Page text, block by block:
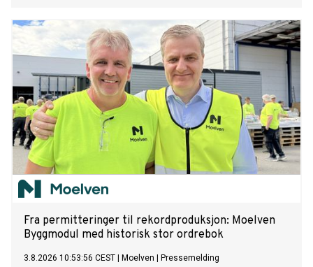
Fra permitteringer til rekordproduksjon: Moelven
Byggmodul med historisk stor ordrebok
3.8.2026 10:53:56 CEST Moelven Pressemelding